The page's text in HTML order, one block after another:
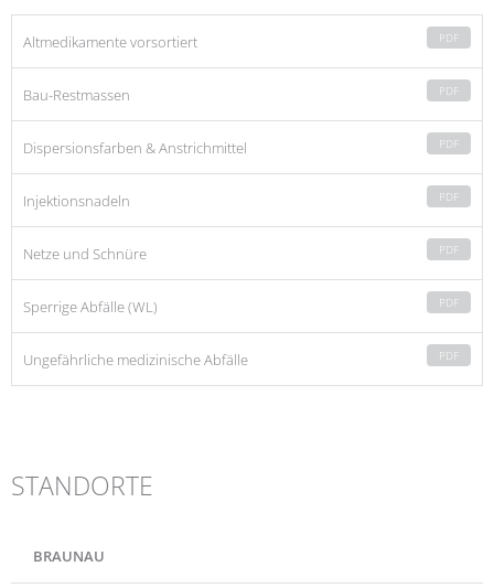
Altmedikamente vorsortiert PDF
Bau-Restmassen PDF
Dispersionsfarben & Anstrichmittel PDF
Injektionsnadeln PDF
Netze und Schnüre PDF
Sperrige Abfälle (WL) PDF
Ungefährliche medizinische Abfälle PDF
STANDORTE
BRAUNAU